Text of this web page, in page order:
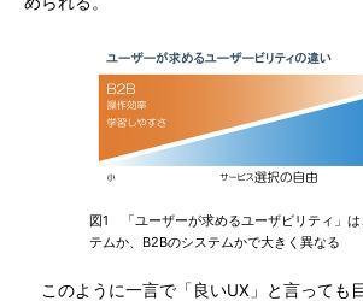
図1 「ユーザーが求めるユーザビリティ」は
テムか、B2Bのシステムかで大きく異なる
このように一言で「良いUX」と言っても